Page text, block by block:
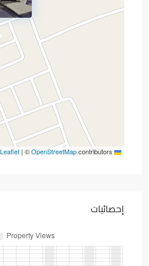
| ©OpenStreetMapcontributors
إحصائيات